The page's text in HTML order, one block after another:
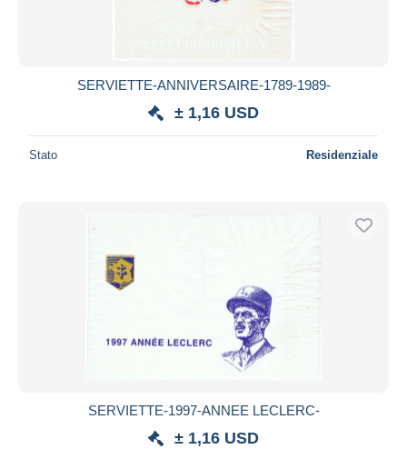
SERVIETTE-ANNIVERSAIRE-1789-1989-
± 1,16 USD
Stato Residenziale
SERVIETTE-1997-ANNEE LECLERC-
± 1,16 USD